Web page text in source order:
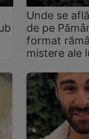
Unde se
de pe
format
mistere ale